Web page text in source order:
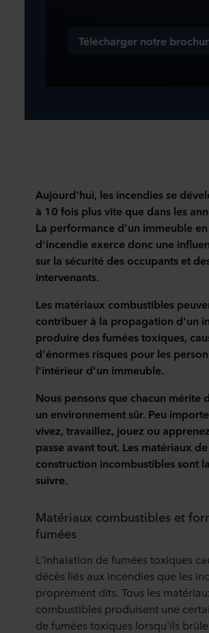
Télécharger notre
Aujourd'hui, les incendies se
à 10 fois plus vite que dans les
La performance d'un immeuble
d'incendie exerce donc une
sur la sécurité des occupants et
intervenants.
Les matériaux combustibles
contribuer à la propagation d'un
produire des fumées toxiques,
d'énormes risques pour les
l'intérieur d'un immeuble.
Nous pensons que chacun mérite
un environnement sûr. Peu
vivez, travaillez, jouez ou
passe avant tout. Les matériaux de
construction incombustibles sont
suivre.
Matériaux combustibles et
fumées
L'inhalation de fumées toxiques
décès liés aux incendies que les
proprement dits. Tous les
combustibles produisent une
de fumées toxiques lorsqu'ils